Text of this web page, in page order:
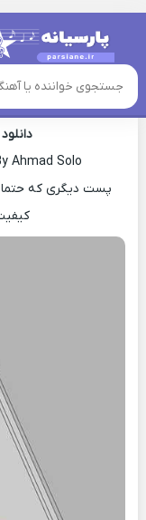
خانه » دانلود آهنگ
اهنگ احمد سلو
Ahmad Solo
پست دیگری که حتما